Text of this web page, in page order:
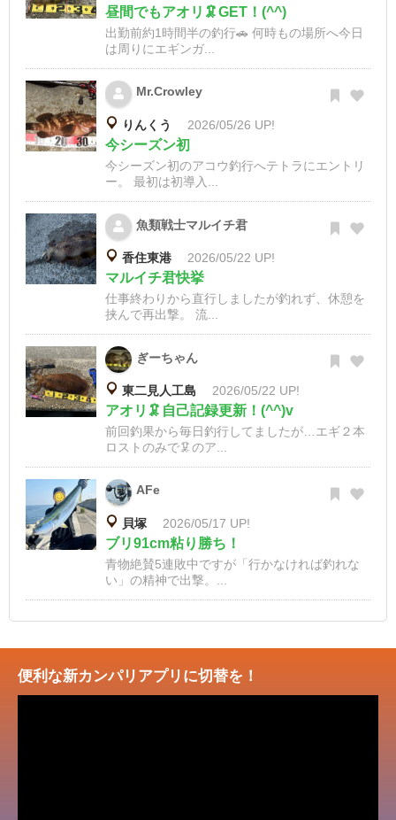
昼間でもアオリ🦑GET！(^^)
出勤前約1時間半の釣行🚗 何時もの場所へ今日
は周りにエギンガ...
Mr.Crowley
りんくう 2026/05/26 UP!
今シーズン初
今シーズン初のアコウ釣行へテトラにエントリ
ー。 最初は初導入...
魚類戦士マルイチ君
香住東港 2026/05/22 UP!
マルイチ君快挙
仕事終わりから直行しましたが釣れず、休憩を
挟んで再出撃。 流...
ぎーちゃん
東二見人工島 2026/05/22 UP!
アオリ🦑自己記録更新！(^^)v
前回釣果から毎日釣行してましたが…エギ２本
ロストのみで🦑のア...
AFe
貝塚 2026/05/17 UP!
ブリ91cm粘り勝ち！
青物絶賛5連敗中ですが「行かなければ釣れな
い」の精神で出撃。...
便利な新カンパリアプリに切替を！